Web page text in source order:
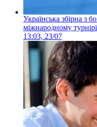
Українська збірна з
міжнародному
13:03, 23/07